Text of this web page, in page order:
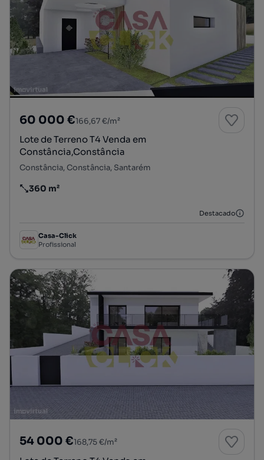
60 000 €166,67 €/m²
Lote de Terreno T4 Venda em
Constância,Constância
Constância, Constância, Santarém
Preço por metro quadrado
360 m²
Destacado
Casa-Click
Profissional
54 000 €168,75 €/m²